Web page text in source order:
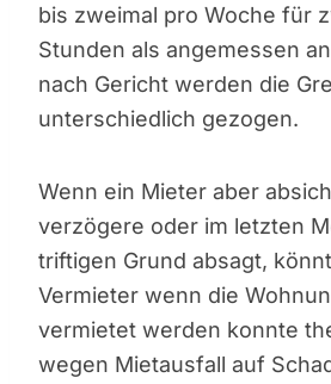
bis zweimal pro Woche für
Stunden als angemessen
nach Gericht werden die
unterschiedlich gezogen.
Wenn ein Mieter aber
verzögere oder im letzten
triftigen Grund absagt,
Vermieter wenn die
vermietet werden konnte
wegen Mietausfall auf